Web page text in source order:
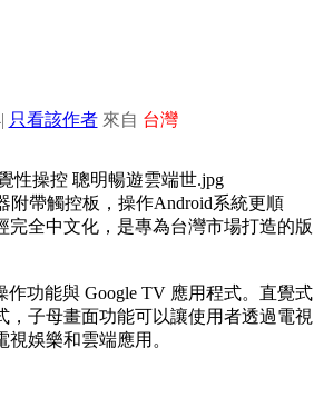
| 只看該作者來自 台灣
附帶觸控板，操作Android系統更順
全中文化，是專為台灣市場打造的版
作功能與 Google TV 應用程式。直覺式
子母畫面功能可以讓使用者透過電視
娛樂和雲端應用。